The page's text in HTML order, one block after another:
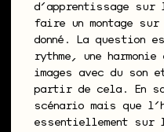
d’apprentissage sur
faire un montage sur
donné. La question
rythme, une
images avec du son
partir de cela. En
scénario mais que
essentiellement sur